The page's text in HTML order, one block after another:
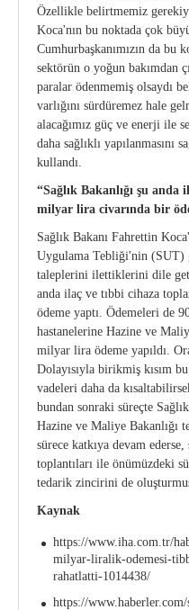
Özellikle belirtmemiz
Koca'nın bu noktada çok
Cumhurbaşkanımızın da bu
sektörün o yoğun bakımdan
paralar ödenmemiş olsaydı
varlığını sürdüremez hale
alacağımız güç ve enerji ile
daha sağlıklı yapılanmasını
kullandı.
“Sağlık Bakanlığı şu
milyar lira civarında bir
Sağlık Bakanı Fahrettin
Uygulama Tebliği'nin (SUT)
taleplerini ilettiklerini dile
anda ilaç ve tıbbi cihaza
ödeme yaptı. Ödemeleri de
hastanelerine Hazine ve
milyar lira ödeme yapıldı.
Dolayısıyla birikmiş kısım
vadeleri daha da
bundan sonraki süreçte
Hazine ve Maliye Bakanlığı
sürece katkıya devam
toplantıları ile önümüzdeki
tedarik zincirini de
Kaynak
https://www.iha.com.tr/
milyar-liralik-odemesi-
rahatlatti-1014438/
https://